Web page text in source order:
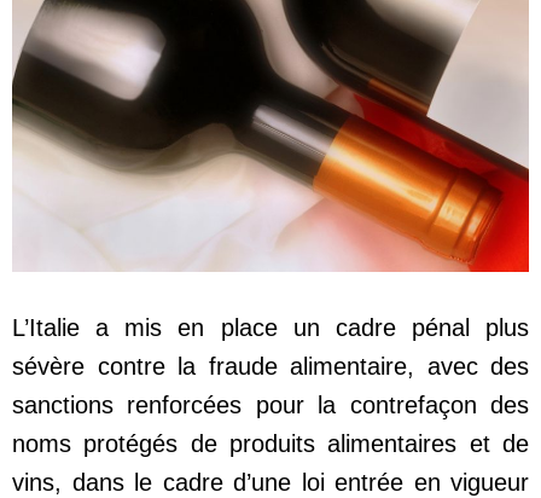
L’Italie a mis en place un cadre pénal plus
sévère contre la fraude alimentaire, avec des
sanctions renforcées pour la contrefaçon des
noms protégés de produits alimentaires et de
vins, dans le cadre d’une loi entrée en vigueur